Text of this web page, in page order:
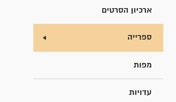
ארכיון הסרטים
ספרייה
מפות
עדויות